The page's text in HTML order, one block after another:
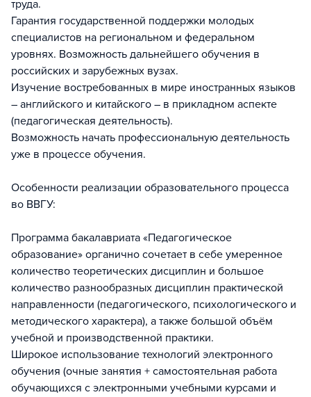
труда.
Гарантия государственной поддержки молодых
специалистов на региональном и федеральном
уровнях. Возможность дальнейшего обучения в
российских и зарубежных вузах.
Изучение востребованных в мире иностранных языков
– английского и китайского – в прикладном аспекте
(педагогическая деятельность).
Возможность начать профессиональную деятельность
уже в процессе обучения.
Особенности реализации образовательного процесса
во ВВГУ:
Программа бакалавриата «Педагогическое
образование» органично сочетает в себе умеренное
количество теоретических дисциплин и большое
количество разнообразных дисциплин практической
направленности (педагогического, психологического и
методического характера), а также большой объём
учебной и производственной практики.
Широкое использование технологий электронного
обучения (очные занятия + самостоятельная работа
обучающихся с электронными учебными курсами и